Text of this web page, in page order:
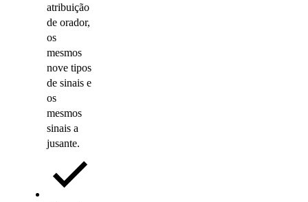
atribuição
de orador,
os
mesmos
nove tipos
de sinais e
os
mesmos
sinais a
jusante.